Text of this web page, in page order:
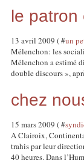
le patron
13 avril 2009 ( #un
Mélenchon: les
Mélenchon a estimé
double discours »,
chez
15 mars 2009 ( #
A Clairoix,
trahis par leur
40 heures. Dans